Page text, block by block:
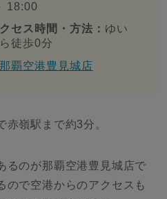
18:00
セス時間・方法： ゆい
徒歩0分
那覇空港豊見城店
赤嶺駅まで約3分。
るのが那覇空港豊見城店で
ので空港からのアクセスも